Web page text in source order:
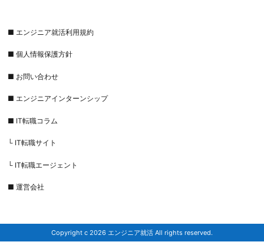
■ エンジニア就活利用規約
■ 個人情報保護方針
■ お問い合わせ
■ エンジニアインターンシップ
■ IT転職コラム
└ IT転職サイト
└ IT転職エージェント
■ 運営会社
Copyright c 2026 エンジニア就活 All rights reserved.